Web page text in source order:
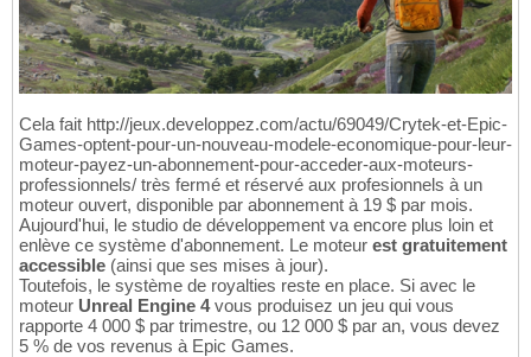
Cela fait http://jeux.developpez.com/actu/69049/Crytek-et-Epic-
Games-optent-pour-un-nouveau-modele-economique-pour-leur-
moteur-payez-un-abonnement-pour-acceder-aux-moteurs-
professionnels/ très fermé et réservé aux profesionnels à un
moteur ouvert, disponible par abonnement à 19 $ par mois.
Aujourd'hui, le studio de développement va encore plus loin et
enlève ce système d'abonnement. Le moteur est gratuitement
accessible (ainsi que ses mises à jour).
Toutefois, le système de royalties reste en place. Si avec le
moteur Unreal Engine 4vous produisez un jeu qui vous
rapporte 4 000 $ par trimestre, ou 12 000 $ par an, vous devez
5 % de vos revenus à Epic Games.